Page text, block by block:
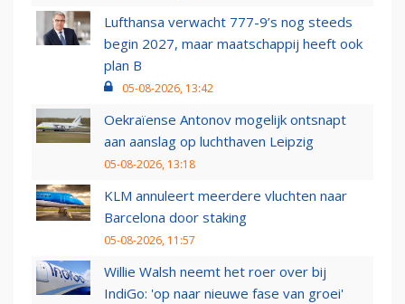
Lufthansa verwacht 777-9’s nog steeds
begin 2027, maar maatschappij heeft ook
plan B
05-08-2026, 13:42
Oekraïense Antonov mogelijk ontsnapt
aan aanslag op luchthaven Leipzig
05-08-2026, 13:18
KLM annuleert meerdere vluchten naar
Barcelona door staking
05-08-2026, 11:57
Willie Walsh neemt het roer over bij
IndiGo: 'op naar nieuwe fase van groei'